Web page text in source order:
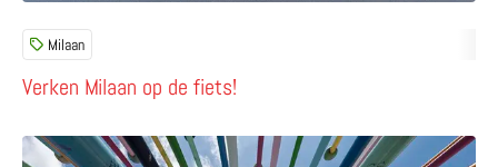
Verken Milaan op de fiets!
Milaan
Lees meer over ArtLine Milano – gratis kunst kijken in de